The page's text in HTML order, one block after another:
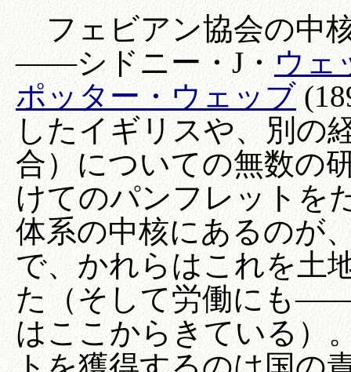
フェビアン協会の中
――シドニー・J・ウェ
ポッター・ウェッブ
したイギリスや、別の
合）についての無数の
けてのパンフレットを
体系の中核にあるのが
で、かれらはこれを土
た（そして労働にも
はここからきている）